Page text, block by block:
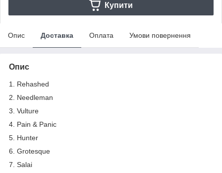
Купити
Опис Доставка Оплата Умови повернення
Опис
1. Rehashed
2. Needleman
3. Vulture
4. Pain & Panic
5. Hunter
6. Grotesque
7. Salai